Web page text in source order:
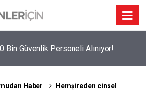
Bin Güvenlik Personeli Alınıyor!
Haber
Hemşireden cinsel